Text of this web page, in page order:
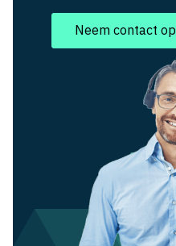
Neem contact op